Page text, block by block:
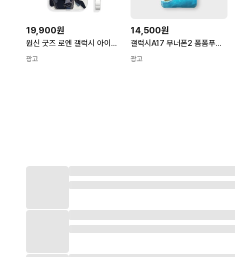
19,900원
원신 굿즈 로엔 갤럭시 아이폰 케이스 투명 iPhone 15
광고
14,500원
갤럭시A17 무너폰2 폼폼푸린 키즈폰 포켓피스폰 원신 케이스 라이덴쇼군 클레 1번
광고